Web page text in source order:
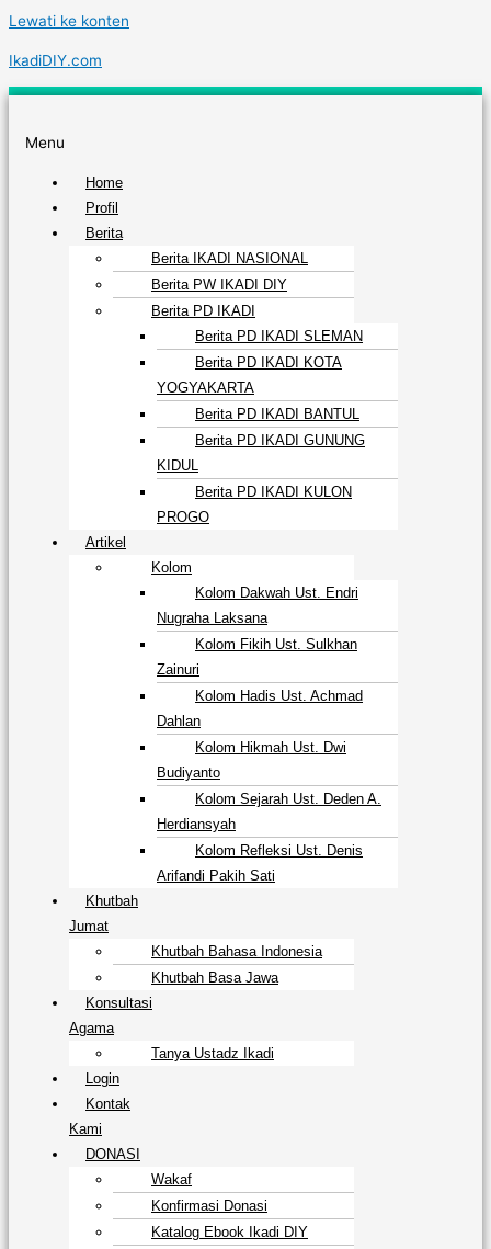
Lewati ke konten
IkadiDIY.com
Menu
Home
Profil
Berita
Berita IKADI NASIONAL
Berita PW IKADI DIY
Berita PD IKADI
Berita PD IKADI SLEMAN
Berita PD IKADI KOTA
YOGYAKARTA
Berita PD IKADI BANTUL
Berita PD IKADI GUNUNG
KIDUL
Berita PD IKADI KULON
PROGO
Artikel
Kolom
Kolom Dakwah Ust. Endri
Nugraha Laksana
Kolom Fikih Ust. Sulkhan
Zainuri
Kolom Hadis Ust. Achmad
Dahlan
Kolom Hikmah Ust. Dwi
Budiyanto
Kolom Sejarah Ust. Deden A.
Herdiansyah
Kolom Refleksi Ust. Denis
Arifandi Pakih Sati
Khutbah
Jumat
Khutbah Bahasa Indonesia
Khutbah Basa Jawa
Konsultasi
Agama
Tanya Ustadz Ikadi
Login
Kontak
Kami
DONASI
Wakaf
Konfirmasi Donasi
Katalog Ebook Ikadi DIY